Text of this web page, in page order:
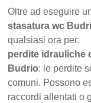
Oltre ad eseguire
stasatura wc
qualsiasi ora per:
perdite idrauliche
Budrio: le perdite
comuni. Possono
raccordi allentati o